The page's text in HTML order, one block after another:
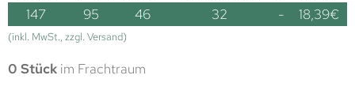
147
95 46 32 - 18,39€
(inkl. MwSt., zzgl. Versand)
0 Stück im Frachtraum